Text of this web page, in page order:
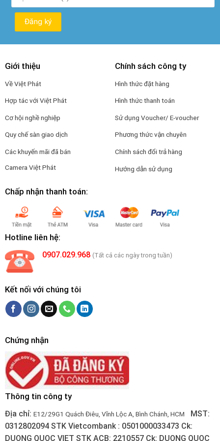
Giới thiệu
Về Việt Phát
Hợp tác với Việt Phát
Cơ hội nghề nghiệp
Quy chế sàn giao dịch
Các khuyến mãi đã bán
Camera Việt Phát
Chính sách công ty
Hình thức đặt hàng
Hình thức thanh toán
Sử dụng Voucher/ E-voucher
Phương thức vận chuyên
Chính sách đổi trả hàng
Hướng dẫn sử dụng
Chấp nhận thanh toán:
Hotline liên hệ:
0907.029.968 (Tất cả các ngày trong tuần)
Kết nối với chúng tôi
Chứng nhận
Thông tin công ty
Địa chỉ: E12/29G1 Quách Điêu, Vĩnh Lộc A, Bình Chánh, HCM
MST:
0312802094 STK Vietcombank : 0501000033473 Ck:
DUONG QUOC VIET STK ACB: 2210557 Ck: DUONG QUOC